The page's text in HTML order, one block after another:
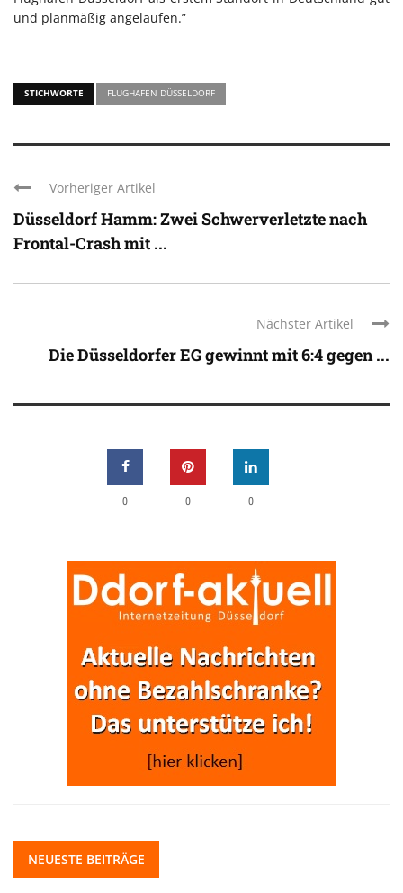
und planmäßig angelaufen.”
STICHWORTE FLUGHAFEN DÜSSELDORF
Vorheriger Artikel
Düsseldorf Hamm: Zwei Schwerverletzte nach
Frontal-Crash mit ...
Nächster Artikel
Die Düsseldorfer EG gewinnt mit 6:4 gegen ...
0 0 0
NEUESTE BEITRÄGE